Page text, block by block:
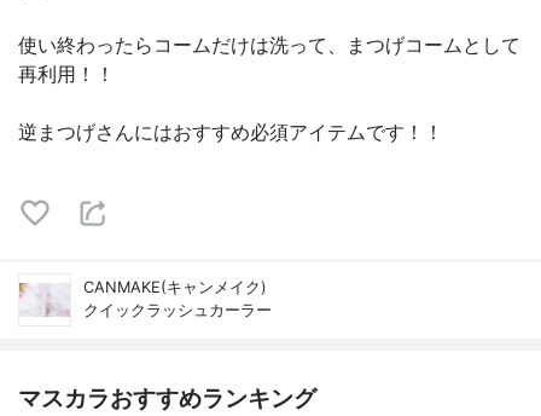
使い終わったらコームだけは洗って、まつげコームとして
再利用！！
逆まつげさんにはおすすめ必須アイテムです！！
CANMAKE(キャンメイク)
クイックラッシュカーラー
マスカラおすすめランキング